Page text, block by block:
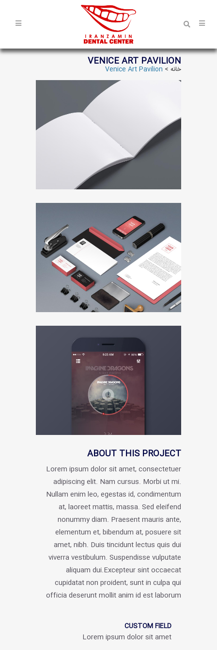
VENICE ART PAVILION
خانه >
Venice Art Pavilion
ABOUT THIS PROJECT
Lorem ipsum dolor sit amet, consectetuer
adipiscing elit. Nam cursus. Morbi ut mi.
Nullam enim leo, egestas id, condimentum
at, laoreet mattis, massa. Sed eleifend
nonummy diam. Praesent mauris ante,
elementum et, bibendum at, posuere sit
amet, nibh. Duis tincidunt lectus quis dui
viverra vestibulum. Suspendisse vulputate
aliquam dui.Excepteur sint occaecat
cupidatat non proident, sunt in culpa qui
officia deserunt mollit anim id est laborum
CUSTOM FIELD
Lorem ipsum dolor sit amet